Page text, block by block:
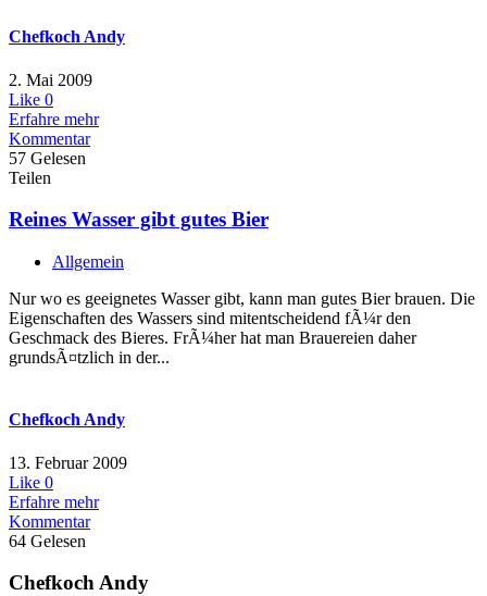
Chefkoch Andy
2. Mai 2009
Like 0
Erfahre mehr
Kommentar
57 Gelesen
Teilen
Reines Wasser gibt gutes Bier
Allgemein
Nur wo es geeignetes Wasser gibt, kann man gutes Bier brauen. Die
Eigenschaften des Wassers sind mitentscheidend fÃ¼r den
Geschmack des Bieres. FrÃ¼her hat man Brauereien daher
grundsÃ¤tzlich in der...
Chefkoch Andy
13. Februar 2009
Like 0
Erfahre mehr
Kommentar
64 Gelesen
Chefkoch Andy